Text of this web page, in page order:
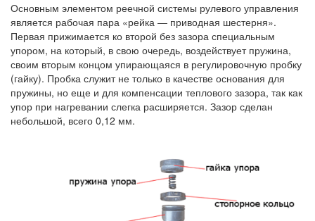
Основным элементом реечной системы рулевого управления
является рабочая пара «рейка — приводная шестерня».
Первая прижимается ко второй без зазора специальным
упором, на который, в свою очередь, воздействует пружина,
своим вторым концом упирающаяся в регулировочную пробку
(гайку). Пробка служит не только в качестве основания для
пружины, но еще и для компенсации теплового зазора, так как
упор при нагревании слегка расширяется. Зазор сделан
небольшой, всего 0,12 мм.